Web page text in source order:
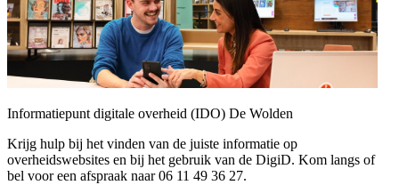
Informatiepunt digitale overheid (IDO) De Wolden
Krijg hulp bij het vinden van de juiste informatie op
overheidswebsites en bij het gebruik van de DigiD. Kom langs of
bel voor een afspraak naar 06 11 49 36 27.